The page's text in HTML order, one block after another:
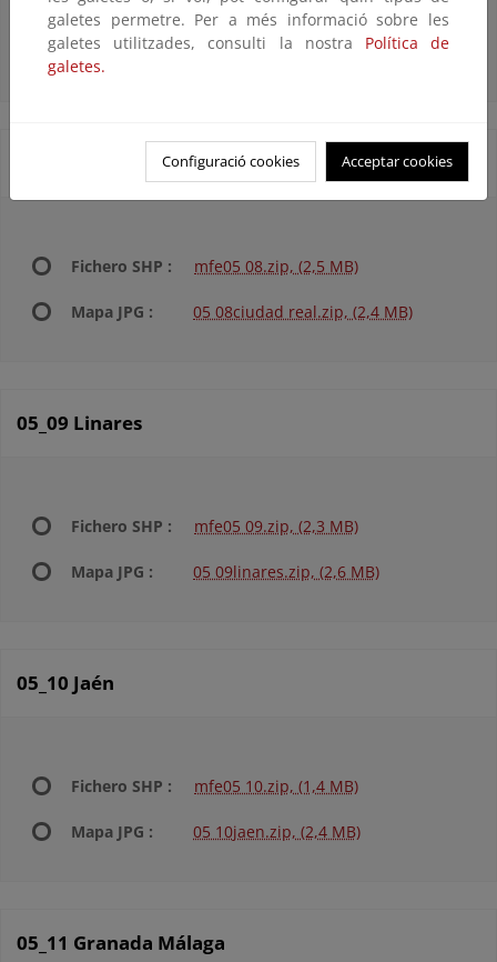
Fichero SHP : mfe05 07.zip, (2,5 MB)
Mapa JPG : 05 07toledo.zip, (2,2 MB)
05_08 Ciudad Real
Fichero SHP : mfe05 08.zip, (2,5 MB)
Mapa JPG : 05 08ciudad real.zip, (2,4 MB)
05_09 Linares
Fichero SHP : mfe05 09.zip, (2,3 MB)
Mapa JPG : 05 09linares.zip, (2,6 MB)
05_10 Jaén
Fichero SHP : mfe05 10.zip, (1,4 MB)
Mapa JPG : 05 10jaen.zip, (2,4 MB)
05_11 Granada Málaga
galetes permetre. Per a més informació sobre les
galetes utilitzades, consulti la nostra Política de
galetes.
Configuració cookies Acceptar cookies